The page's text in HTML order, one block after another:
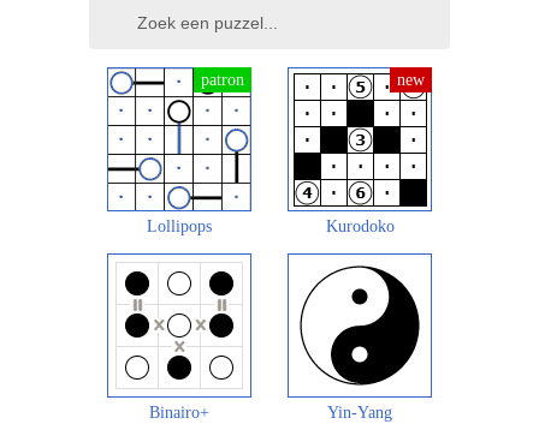
Lollipops Kurodoko
Binairo+ Yin-Yang